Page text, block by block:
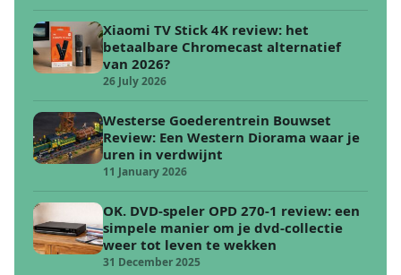
Xiaomi TV Stick 4K review: het
betaalbare Chromecast alternatief
van 2026?
26 July 2026
Westerse Goederentrein Bouwset
Review: Een Western Diorama waar je
uren in verdwijnt
11 January 2026
OK. DVD-speler OPD 270-1 review: een
simpele manier om je dvd-collectie
weer tot leven te wekken
31 December 2025